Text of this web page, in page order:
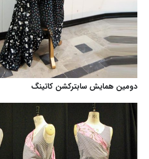
دومین همایش سابترکشن کاتینگ